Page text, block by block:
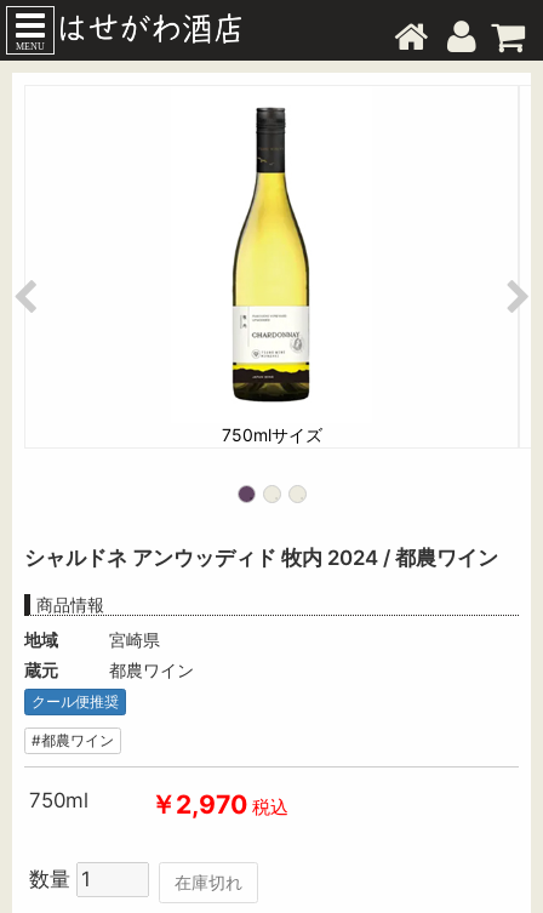
MENU
750mlサイズ
シャルドネ アンウッディド 牧内 2024 / 都農ワイン
商品情報
地域
宮崎県
蔵元
都農ワイン
クール便推奨
#都農ワイン
750ml ￥2,970 税込
数量 在庫切れ